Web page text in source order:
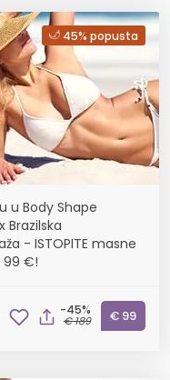
45% popusta
u Body Shape
Brazilska
- ISTOPITE masne
99 €!
-45%
€ 189 € 99